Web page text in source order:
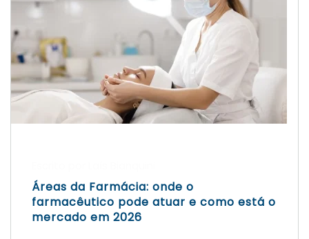
Áreas da Farmácia: onde o
farmacêutico pode atuar e como está o
mercado em 2026